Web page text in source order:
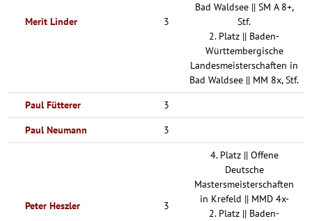
Merit Linder 3
Bad Waldsee || SM A 8+,
Stf.
2. Platz || Baden-
Württembergische
Landesmeisterschaften in
Bad Waldsee || MM 8x, Stf.
Paul Fütterer
3
Paul Neumann
3
Peter Heszler 3
4. Platz || Offene
Deutsche
Mastersmeisterschaften
in Krefeld || MMD 4x-
2. Platz || Baden-